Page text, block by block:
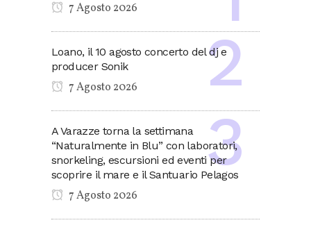
7 Agosto 2026
Loano, il 10 agosto concerto del dj e
producer Sonik
7 Agosto 2026
A Varazze torna la settimana
“Naturalmente in Blu” con laboratori,
snorkeling, escursioni ed eventi per
scoprire il mare e il Santuario Pelagos
7 Agosto 2026